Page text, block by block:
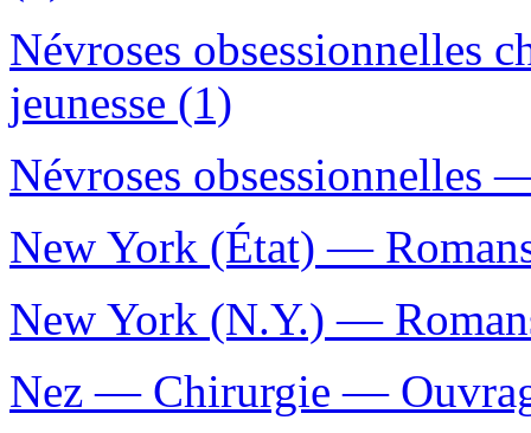
Névroses obsessionnelles
jeunesse (1)
Névroses obsessionnelles
New York (État) —
New York (N.Y.) —
Nez — Chirurgie —